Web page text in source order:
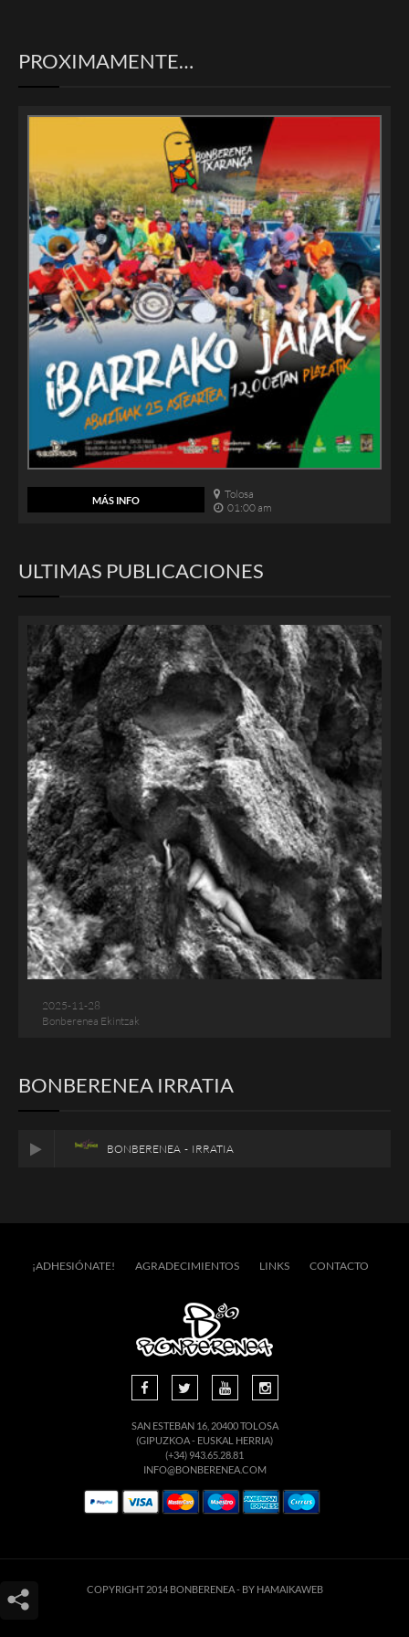
PROXIMAMENTE…
MÁS INFO
Tolosa
01:00 am
ULTIMAS PUBLICACIONES
2025-11-28
Bonberenea Ekintzak
BONBERENEA IRRATIA
BONBERENEA - IRRATIA
¡ADHESIÓNATE! AGRADECIMIENTOS LINKS CONTACTO
SAN ESTEBAN 16, 20400 TOLOSA
(GIPUZKOA - EUSKAL HERRIA)
(+34) 943.65.28.81
INFO@BONBERENEA.COM
COPYRIGHT 2014 BONBERENEA - BY HAMAIKAWEB